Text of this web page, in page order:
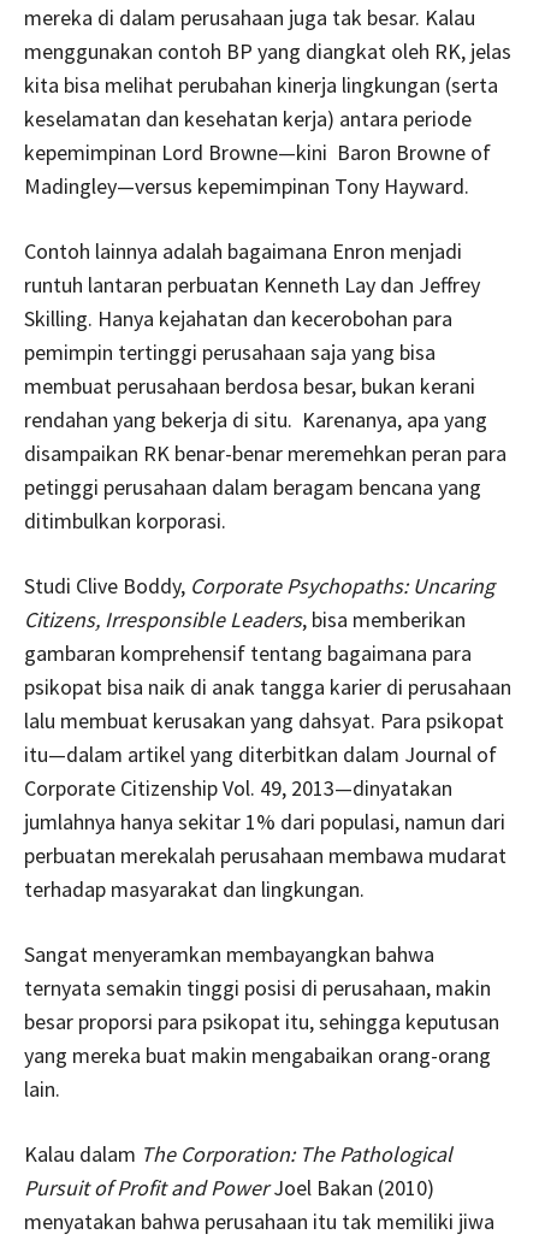
mereka di dalam perusahaan juga tak besar. Kalau
menggunakan contoh BP yang diangkat oleh RK, jelas
kita bisa melihat perubahan kinerja lingkungan (serta
keselamatan dan kesehatan kerja) antara periode
kepemimpinan Lord Browne—kini Baron Browne of
Madingley—versus kepemimpinan Tony Hayward.
Contoh lainnya adalah bagaimana Enron menjadi
runtuh lantaran perbuatan Kenneth Lay dan Jeffrey
Skilling. Hanya kejahatan dan kecerobohan para
pemimpin tertinggi perusahaan saja yang bisa
membuat perusahaan berdosa besar, bukan kerani
rendahan yang bekerja di situ. Karenanya, apa yang
disampaikan RK benar-benar meremehkan peran para
petinggi perusahaan dalam beragam bencana yang
ditimbulkan korporasi.
Studi Clive Boddy, Corporate Psychopaths: Uncaring
Citizens, Irresponsible Leaders, bisa memberikan
gambaran komprehensif tentang bagaimana para
psikopat bisa naik di anak tangga karier di perusahaan
lalu membuat kerusakan yang dahsyat. Para psikopat
itu—dalam artikel yang diterbitkan dalam Journal of
Corporate Citizenship Vol. 49, 2013—dinyatakan
jumlahnya hanya sekitar 1% dari populasi, namun dari
perbuatan merekalah perusahaan membawa mudarat
terhadap masyarakat dan lingkungan.
Sangat menyeramkan membayangkan bahwa
ternyata semakin tinggi posisi di perusahaan, makin
besar proporsi para psikopat itu, sehingga keputusan
yang mereka buat makin mengabaikan orang-orang
lain.
Kalau dalam The Corporation: The Pathological
Pursuit of Profit and PowerJoel Bakan (2010)
menyatakan bahwa perusahaan itu tak memiliki jiwa